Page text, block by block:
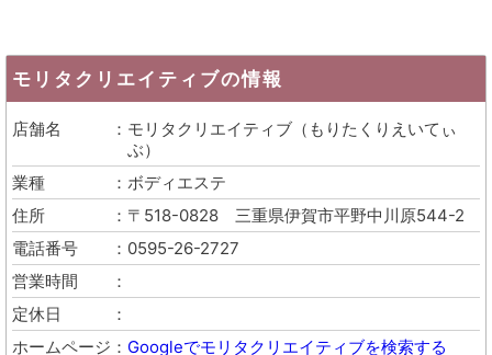
モリタクリエイティブの情報
店舗名 モリタクリエイティブ （ もりたくりえいてぃ
ぶ）
業種
ボディエステ
住所
〒518-0828 三重県伊賀市平野中川原544-2
電話番号
0595-26-2727
営業時間
定休日
ホームページ
Googleでモリタクリエイティブを検索する